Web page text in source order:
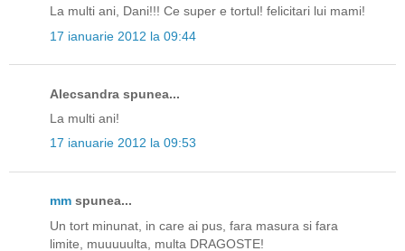
La multi ani, Dani!!! Ce super e tortul! felicitari lui mami!
17 ianuarie 2012 la 09:44
Alecsandra spunea...
La multi ani!
17 ianuarie 2012 la 09:53
mm spunea...
Un tort minunat, in care ai pus, fara masura si fara
limite, muuuuulta, multa DRAGOSTE!